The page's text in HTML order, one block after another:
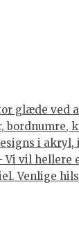
glæde
i
vil
Venlige